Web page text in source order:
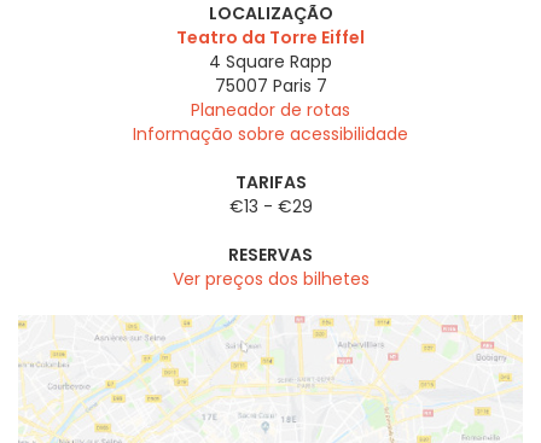
LOCALIZAÇÃO
Teatro da Torre Eiffel
4 Square Rapp
75007 Paris 7
Planeador de rotas
Informação sobre acessibilidade
TARIFAS
€13 - €29
RESERVAS
Ver preços dos bilhetes